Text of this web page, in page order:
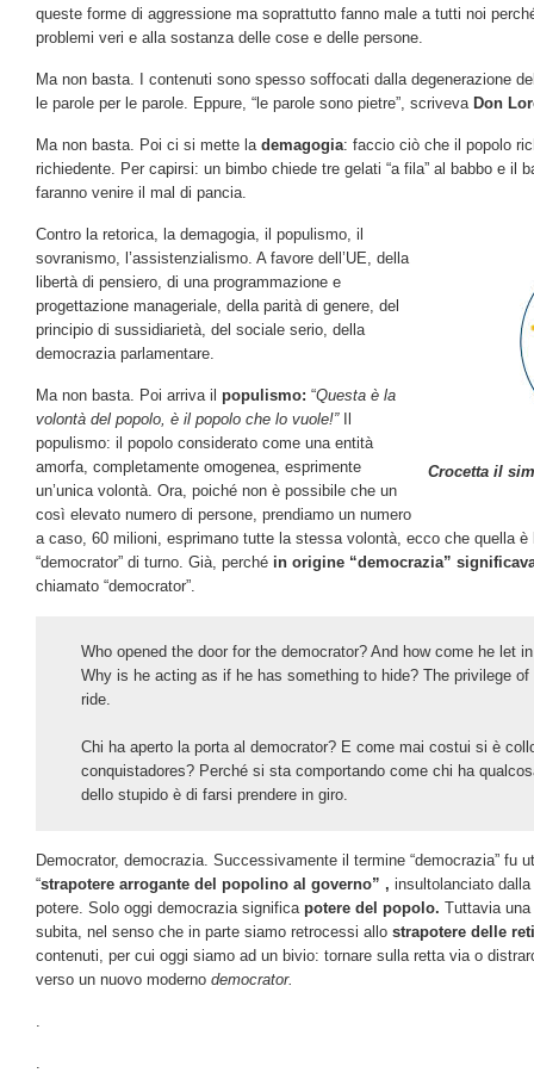
queste forme di aggressione ma soprattutto fanno male a tutti noi
problemi veri e alla sostanza delle cose e delle persone.
Ma non basta. I contenuti sono spesso soffocati dalla degenerazione
le parole per le parole. Eppure, “le parole sono pietre”, scriveva Don
Ma non basta. Poi ci si mette la demagogia: faccio ciò che il popolo
richiedente. Per capirsi: un bimbo chiede tre gelati “a fila” al babbo e il
faranno venire il mal di pancia.
Crocetta il
Contro la retorica, la demagogia, il populismo, il
sovranismo, l’assistenzialismo. A favore dell’UE, della
libertà di pensiero, di una programmazione e
progettazione manageriale, della parità di genere, del
principio di sussidiarietà, del sociale serio, della
democrazia parlamentare.
Ma non basta. Poi arriva il populismo: “Questa è la
volontà del popolo, è il popolo che lo vuole!”
populismo: il popolo considerato come una entità
amorfa, completamente omogenea, esprimente
un’unica volontà. Ora, poiché non è possibile che un
così elevato numero di persone, prendiamo un numero
a caso, 60 milioni, esprimano tutte la stessa volontà, ecco che quella
“democrator” di turno. Già, perché in origine “democrazia”
chiamato “democrator”.
Who opened the door for the democrator? And how come he let
Why is he acting as if he has something to hide? The privilege
ride.
Chi ha aperto la porta al democrator? E come mai costui si è
conquistadores? Perché si sta comportando come chi ha
dello stupido è di farsi prendere in giro.
Democrator, democrazia. Successivamente il termine “democrazia” fu
“strapotere arrogante del popolino al governo” , insultolanciato
potere. Solo oggi democrazia significa potere del popolo. Tuttavia una
subita, nel senso che in parte siamo retrocessi allo strapotere delle
contenuti, per cui oggi siamo ad un bivio: tornare sulla retta via o
verso un nuovo moderno democrator.
.
.